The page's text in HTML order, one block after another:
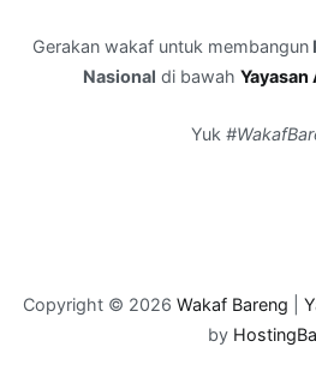
Gerakan wakaf untuk membangun
Nasional di bawah Yayasan
Yuk
Copyright © 2026 Wakaf Bareng
by